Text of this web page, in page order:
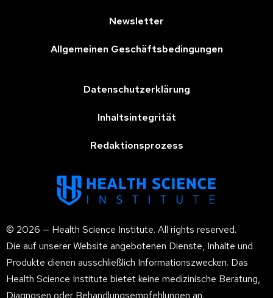
© 2026 — Health Science Institute. All rights reserved.
Die auf unserer Website angebotenen Dienste, Inhalte und
Produkte dienen ausschließlich Informationszwecken. Das
Health Science Institute bietet keine medizinische Beratung,
Diagnosen oder Behandlungsempfehlungen an.
Newsletter
Allgemeinen Geschäftsbedingungen
Datenschutzerklärung
Inhaltsintegrität
Redaktionsprozess